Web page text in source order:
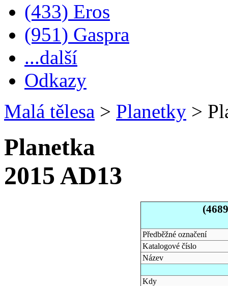
(433) Eros
(951) Gaspra
...další
Odkazy
Malá tělesa > Planetky >
Planetka
2015 AD13
Předběžné označení
Katalogové číslo
Název
Kdy